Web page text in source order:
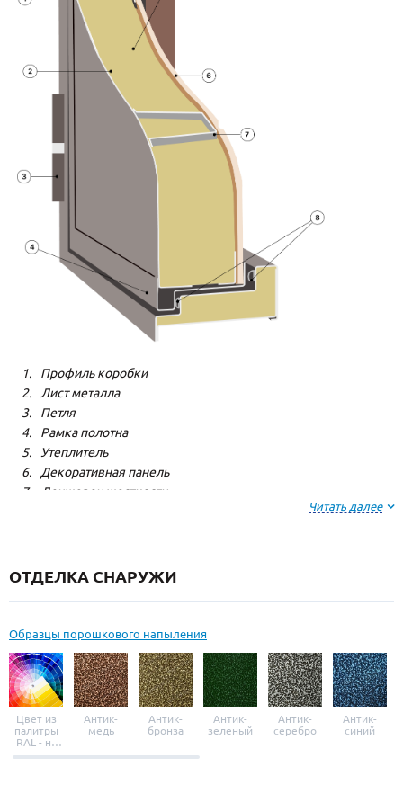
Профиль коробки
Лист металла
Петля
Рамка полотна
Утеплитель
Декоративная панель
Лонжерон жесткости
Читать далее
ОТДЕЛКА СНАРУЖИ
Образцы порошкового напыления
Цвет из
палитры
RAL - на
выбор
Антик-
медь
Антик-
бронза
Антик-
зеленый
Антик-
серебро
Антик-
синий